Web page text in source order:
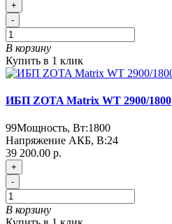
+
-
В корзину
Купить в 1 клик
ИБП ZOTA Matrix WT 2900/1800
99Мощность, Вт:1800
Напряжение АКБ, В:24
39 200.00 р.
+
-
В корзину